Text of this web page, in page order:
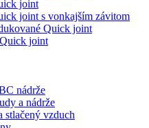
joint
joint s vonkajším závitom
Quick joint
joint
nádrže
a nádrže
stlačený vzduch